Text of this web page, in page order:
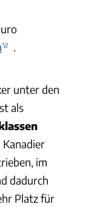
.
unter den
als
Kanadier
im
dadurch
Platz für